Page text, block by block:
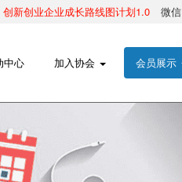
新创业企业成长路线图计划1.0 微信
中心 加入协会 会员展示